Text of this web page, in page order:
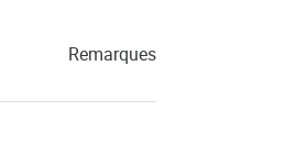
Remarques